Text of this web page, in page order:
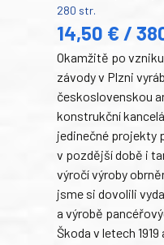
280 str.
14,50 € /
Okamžitě po
závody v Plzni
československou
konstrukční
jedinečné projekty
v pozdější době i
výročí výroby
jsme si dovolili
a výrobě
Škoda v letech 1919